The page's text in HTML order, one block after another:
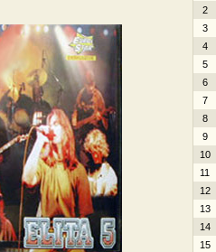
2
3
4
5
6
7
8
9
10
11
12
13
14
15